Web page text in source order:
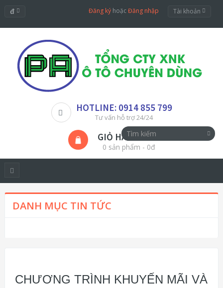
đ Đăng ký hoặcĐăng nhập Tài khoản
HOTLINE: 0914 855 799
Tư vấn hỗ trợ 24/24
GIỎ HÀNG
0 sản phẩm - 0đ
DANH MỤC TIN TỨC
CHƯƠNG TRÌNH KHUYẾN MÃI VÀ